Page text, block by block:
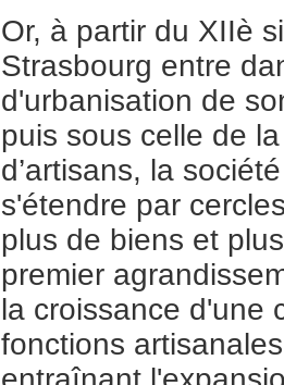
Or, à partir du XIIè
Strasbourg entre
d'urbanisation de
puis sous celle de
d’artisans, la
s'étendre par
plus de biens et
premier
la croissance d'une
fonctions